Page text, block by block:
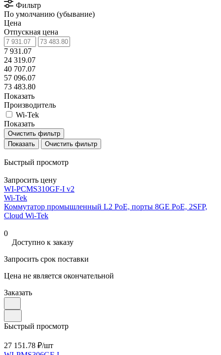
Фильтр
По умолчанию (убывание)
Цена
Отпускная цена
7 931.07
24 319.07
40 707.07
57 096.07
73 483.80
Показать
Производитель
Wi-Tek
Показать
Очистить фильтр
Очистить фильтр
Быстрый просмотр
Запросить цену
WI-PСMS310GF-I v2
Wi-Tek
Коммутатор промышленный L2 PoE, порты 8GE PoE, 2SFP,
Cloud Wi-Tek
0
Доступно к заказу
Запросить срок поставки
Цена не является окончательной
Заказать
Быстрый просмотр
27 151.78 ₽/шт